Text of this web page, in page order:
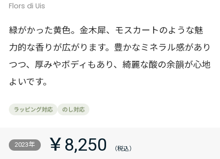
Flors di Uis
緑がかった黄色。金木犀、モスカートのような魅
力的な香りが広がります。豊かなミネラル感があり
つつ、厚みやボディもあり、綺麗な酸の余韻が心地
よいです。
2023年 ￥8,250